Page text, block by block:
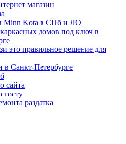
магазин
Minn Kota в СПб и ЛО
домов под ключ в
это правильное решение для
в Санкт-Петербурге
сайта
госту
раздатка